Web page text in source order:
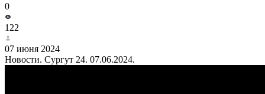
0
122
07 июня 2024
Новости. Сургут 24. 07.06.2024.